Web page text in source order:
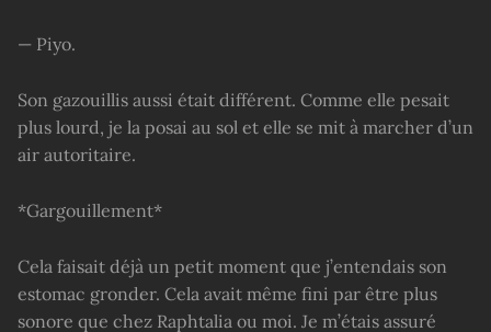
— Piyo.
Son gazouillis aussi était différent. Comme elle pesait
plus lourd, je la posai au sol et elle se mit à marcher d’un
air autoritaire.
*Gargouillement*
Cela faisait déjà un petit moment que j’entendais son
estomac gronder. Cela avait même fini par être plus
sonore que chez Raphtalia ou moi. Je m’étais assuré